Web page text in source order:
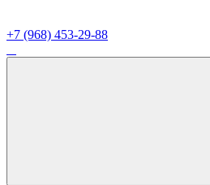
+7 (968) 453-29-88